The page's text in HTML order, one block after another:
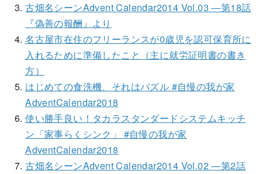
古畑名シーンAdvent Calendar2014 Vol.03 ―第18話
『偽善の報酬』より
名古屋市在住のフリーランスが0歳児を認可保育所に
入れるために準備したこと（主に就労証明書の書き
方）
はじめての食洗機、それはパズル #自慢の我が家
AdventCalendar2018
使い勝手良い！タカラスタンダードシステムキッチ
ン「家事らくシンク」 #自慢の我が家
AdventCalendar2018
古畑名シーンAdvent Calendar2014 Vol.02 ―第2話